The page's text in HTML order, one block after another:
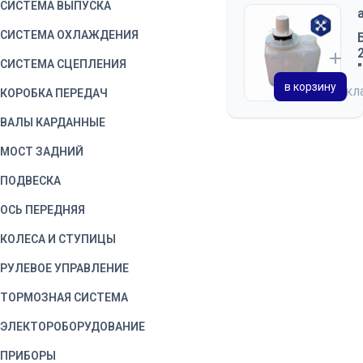
СИСТЕМА ВЫПУСКА
СИСТЕМА ОХЛАЖДЕНИЯ
СИСТЕМА СЦЕПЛЕНИЯ
КОРОБКА ПЕРЕДАЧ
ВАЛЫ КАРДАННЫЕ
МОСТ ЗАДНИЙ
ПОДВЕСКА
ОСЬ ПЕРЕДНЯЯ
КОЛЕСА И СТУПИЦЫ
РУЛЕВОЕ УПРАВЛЕНИЕ
ТОРМОЗНАЯ СИСТЕМА
ЭЛЕКТОРОБОРУДОВАНИЕ
ПРИБОРЫ
на
в корзину